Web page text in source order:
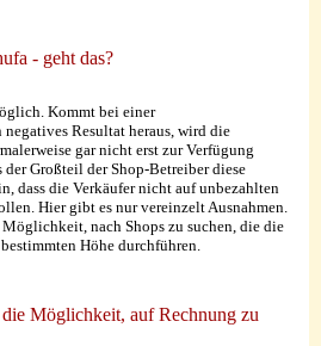
- geht das?
Kommt bei einer
Resultat heraus, wird die
gar nicht erst zur Verfügung
der Großteil der Shop-Betreiber diese
dass die Verkäufer nicht auf unbezahlten
Hier gibt es nur vereinzelt Ausnahmen.
nach Shops zu suchen, die die
Höhe durchführen.
Möglichkeit, auf Rechnung zu